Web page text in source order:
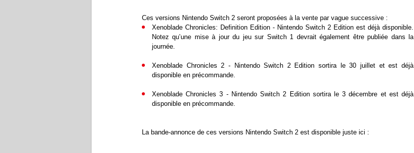
Ces versions Nintendo Switch 2 seront proposées à la vente par vague successive :
Xenoblade Chronicles: Definition Edition - Nintendo Switch 2 Edition est déjà disponible.
Notez qu’une mise à jour du jeu sur Switch 1 devrait également être publiée dans la
journée.
Xenoblade Chronicles 2 - Nintendo Switch 2 Edition sortira le 30 juillet et est déjà
disponible en précommande.
Xenoblade Chronicles 3 - Nintendo Switch 2 Edition sortira le 3 décembre et est déjà
disponible en précommande.
La bande-annonce de ces versions Nintendo Switch 2 est disponible juste ici :